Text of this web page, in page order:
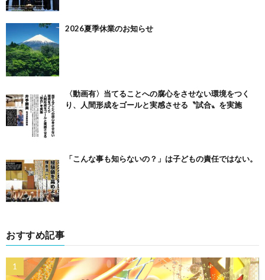
2026夏季休業のお知らせ
〈動画有〉当てることへの腐心をさせない環境をつく
り、人間形成をゴールと実感させる〝試合〟を実施
「こんな事も知らないの？」は子どもの責任ではない。
おすすめ記事